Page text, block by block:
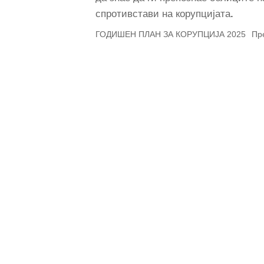
спротивстави на корупцијата.
ГОДИШЕН ПЛАН ЗА КОРУПЦИЈА 2025